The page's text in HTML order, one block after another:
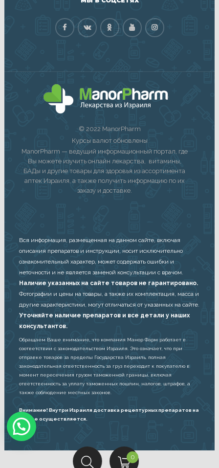
© 2022 ManorPharm
Курсы валют обновлены
ManorPharm — ведущий информационный портал, где
Вы можете изучить онлайн лекарства, витамины,
БАДы и другие товары для здоровья из ассортимента
аптек Израиля, а также получить информацию по их
заказу и доставке.
Вся информация, размещенная на данном сайте, включая
описания препаратов и инструкции, носит исключительно
ознакомительный характер, может содержать ошибки и
неточности и не является заменой консультации с врачом.
Наличие указанных на сайте товаров не гарантировано.
Фотографии и цены на товары, а также их комплектация, масса и
другие характеристики, могут отличаться от указанных на сайте.
Уточняйте наличие препаратов и все детали у наших
консультантов.
Обращаем Ваше внимание, что компания Манор Фарм работает в
соответствии с законодательством Израиля. Это означает, что при
отправке товаров за пределы Государства Израиль, полная
законодательная ответственность за груз переходит к покупателю в
момент пересечения грузом таможенной границы, включая
ответственность за уплату таможенных пошлин, налогов, штрафов, а
также соблюдение местных законов.
Внимание! Внутри Израиля доставка рецептурных препаратов на
дом не осуществляется.
0